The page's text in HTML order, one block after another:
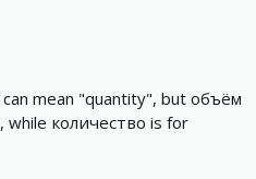
can mean "quantity", but объём
, while количество is for